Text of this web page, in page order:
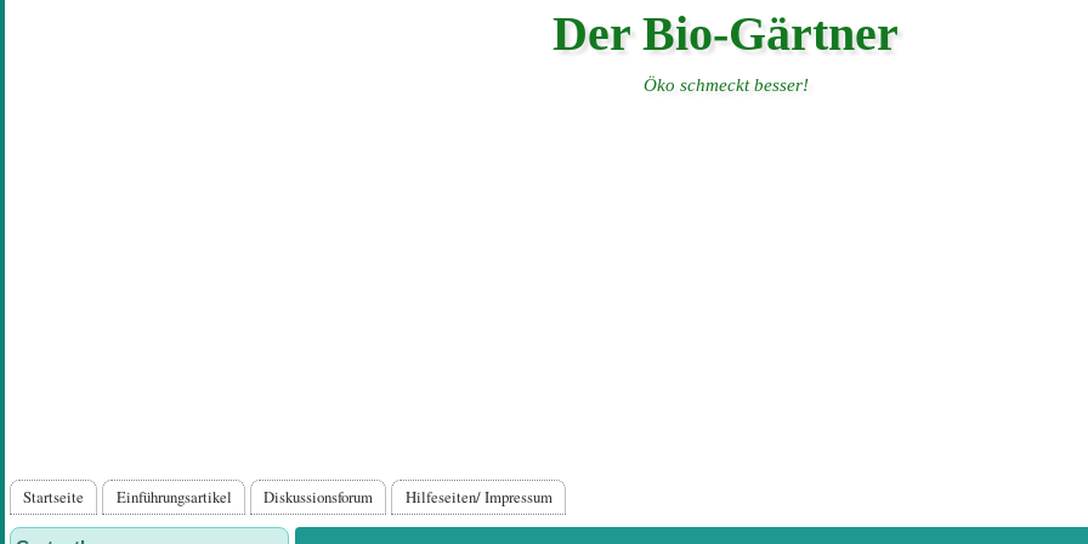
Der Bio-Gärtner
Öko schmeckt besser!
Hauptnavigation
Startseite Einführungsartikel Diskussionsforum Hilfeseiten/ Impressum